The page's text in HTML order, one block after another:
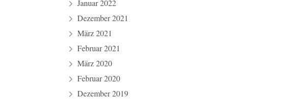
Januar 2022
Dezember 2021
März 2021
Februar 2021
März 2020
Februar 2020
Dezember 2019